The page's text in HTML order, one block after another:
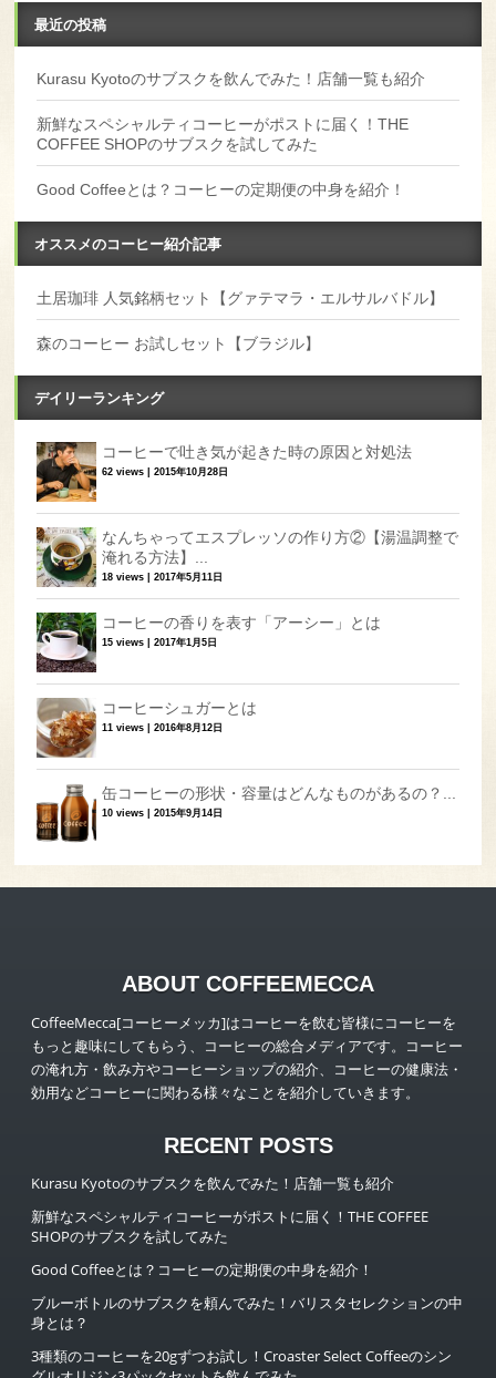
最近の投稿
Kurasu Kyotoのサブスクを飲んでみた！店舗一覧も紹介
新鮮なスペシャルティコーヒーがポストに届く！THE
COFFEE SHOPのサブスクを試してみた
Good Coffeeとは？コーヒーの定期便の中身を紹介！
オススメのコーヒー紹介記事
土居珈琲 人気銘柄セット【グァテマラ・エルサルバドル】
森のコーヒー お試しセット【ブラジル】
デイリーランキング
コーヒーで吐き気が起きた時の原因と対処法
62 views |2015年10月28日
なんちゃってエスプレッソの作り方②【湯温調整で
淹れる方法】...
18 views |2017年5月11日
コーヒーの香りを表す「アーシー」とは
15 views |2017年1月5日
コーヒーシュガーとは
11 views |2016年8月12日
缶コーヒーの形状・容量はどんなものがあるの？...
10 views |2015年9月14日
ABOUT COFFEEMECCA
CoffeeMecca[コーヒーメッカ]はコーヒーを飲む皆様にコーヒーを
もっと趣味にしてもらう、コーヒーの総合メディアです。コーヒー
の淹れ方・飲み方やコーヒーショップの紹介、コーヒーの健康法・
効用などコーヒーに関わる様々なことを紹介していきます。
RECENT POSTS
Kurasu Kyotoのサブスクを飲んでみた！店舗一覧も紹介
新鮮なスペシャルティコーヒーがポストに届く！THE COFFEE
SHOPのサブスクを試してみた
Good Coffeeとは？コーヒーの定期便の中身を紹介！
ブルーボトルのサブスクを頼んでみた！バリスタセレクションの中
身とは？
3種類のコーヒーを20gずつお試し！Croaster Select Coffeeのシン